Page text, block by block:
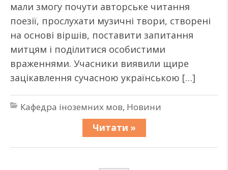
мали змогу почути авторське читання
поезії, прослухати музичні твори, створені
на основі віршів, поставити запитання
митцям і поділитися особистими
враженнями. Учасники виявили щире
зацікавлення сучасною українською […]
Кафедра іноземних мов, Новини
Читати »